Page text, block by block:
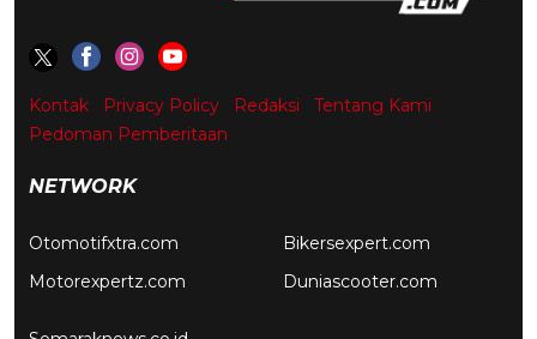
Kontak Privacy Policy Redaksi
Tentang Kami
Pedoman Pemberitaan
NETWORK
Otomotifxtra.com
Motorexpertz.com
Bikersexpert.com
Duniascooter.com